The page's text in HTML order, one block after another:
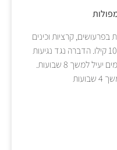
בפרעושים, קרציות וכינים
נושכות בכלבים בגודל בינוני בין 10-20 קילו. הדברה נגד נגיעות
בפרעושים ומניעת ביצים, לרוות וגלמים יעיל למשך 8 שבועות.